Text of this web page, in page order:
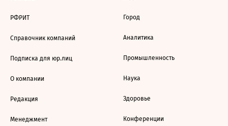
РФРИТ
Справочник компаний
Подписка для юр.лиц
О компании
Редакция
Менеджмент
Город
Аналитика
Промышленность
Наука
Здоровье
Конференции